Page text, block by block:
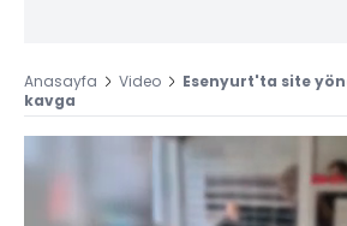
Anasayfa Video
Esenyurt'ta site
kavga